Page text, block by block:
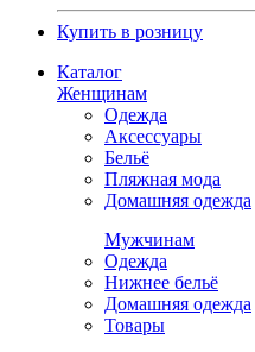
Купить в розницу
Каталог
Женщинам
Одежда
Аксессуары
Бельё
Пляжная мода
Домашняя одежда
Мужчинам
Одежда
Нижнее бельё
Домашняя одежда
Товары